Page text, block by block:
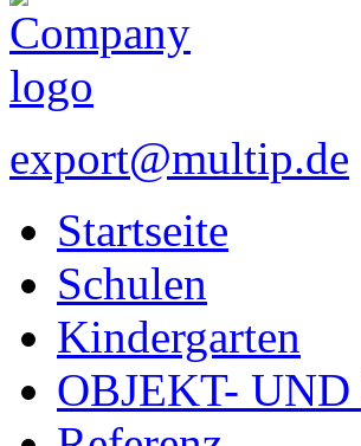
export@multip.de
Startseite
Schulen
Kindergarten
OBJEKT-